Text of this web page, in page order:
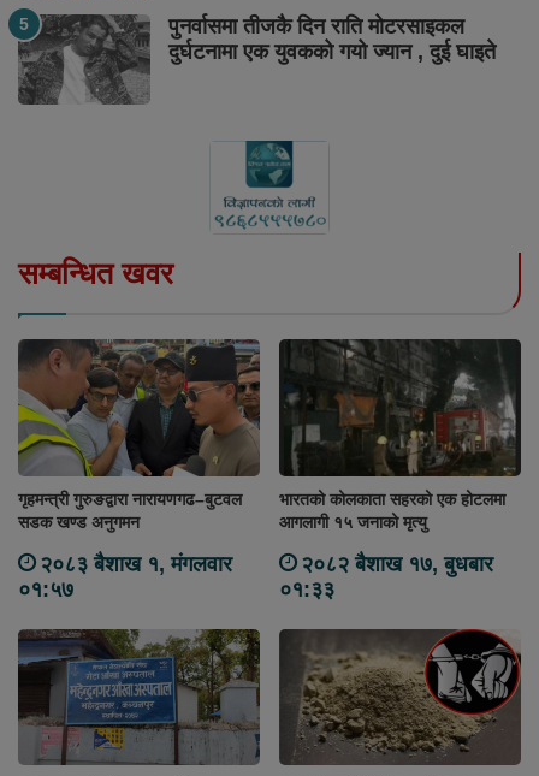
पुनर्वासमा तीजकै दिन राति मोटरसाइकल
दुर्घटनामा एक युवकको गयो ज्यान , दुई घाइते
सम्बन्धित खवर
गृहमन्त्री गुरुङद्वारा नारायणगढ–बुटवल
सडक खण्ड अनुगमन
२०८३ बैशाख १, मंगलवार
०१:५७
भारतको कोलकाता सहरको एक होटलमा
आगलागी १५ जनाको मृत्यु
२०८२ बैशाख १७, बुधबार
०१:३३